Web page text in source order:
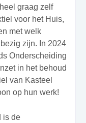
graag zelf
voor het Huis,
met welk
zijn. In 2024
Onderscheiding
in het behoud
van Kasteel
op hun werk!
is de